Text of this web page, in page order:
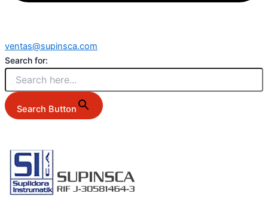
ventas@supinsca.com
Search for:
Search Button